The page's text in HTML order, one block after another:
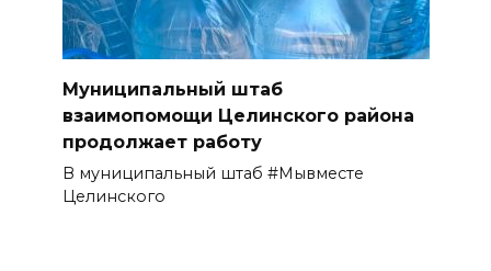
Муниципальный штаб
взаимопомощи Целинского района
продолжает работу
В муниципальный штаб #Мывместе
Целинского